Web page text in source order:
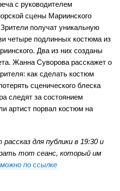
с руководителем
сцены Мариинского
получат уникальную
четыре подлинных костюма из
Два из них созданы
Жанна Суворова расскажет о
как сделать костюм
сценического блеска
следят за состоянием
артист порвал костюм на
для публики в 19:30 и
тот сеанс, который им
по ссылке